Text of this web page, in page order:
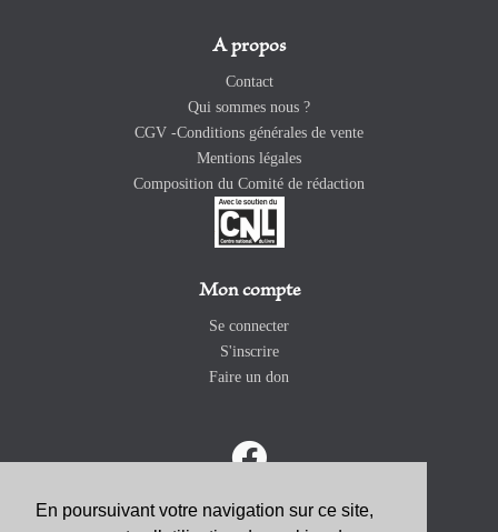
En poursuivant votre navigation sur ce site,
A propos
Contact
Qui sommes nous ?
CGV -Conditions générales de vente
Mentions légales
Composition du Comité de rédaction
Mon compte
Se connecter
S'inscrire
Faire un don